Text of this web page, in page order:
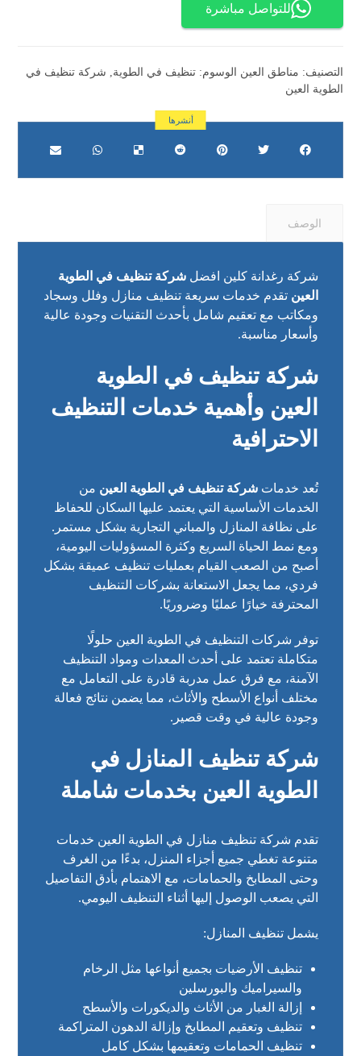
للتواصل مباشرة
التصنيف: مناطق العين الوسوم:تنظيف في الطوية, شركة تنظيف في
الطوية العين
الوصف
شركة رغدانة كلين افضلشركة تنظيف في الطوية
العين تقدم خدمات سريعة تنظيف منازل وفلل وسجاد
ومكاتب مع تعقيم شامل بأحدث التقنيات وجودة عالية
وأسعار مناسبة.
شركة تنظيف في الطوية
العين وأهمية خدمات التنظيف
الاحترافية
تُعد خدماتشركة تنظيف في الطوية العين من
الخدمات الأساسية التي يعتمد عليها السكان للحفاظ
على نظافة المنازل والمباني التجارية بشكل مستمر.
ومع نمط الحياة السريع وكثرة المسؤوليات اليومية،
أصبح من الصعب القيام بعمليات تنظيف عميقة بشكل
فردي، مما يجعل الاستعانة بشركات التنظيف
المحترفة خيارًا عمليًا وضروريًا.
توفر شركات التنظيف في الطوية العين حلولًا
متكاملة تعتمد على أحدث المعدات ومواد التنظيف
الآمنة، مع فرق عمل مدربة قادرة على التعامل مع
مختلف أنواع الأسطح والأثاث، مما يضمن نتائج فعالة
وجودة عالية في وقت قصير.
شركة تنظيف المنازل في
الطوية العين بخدمات شاملة
تقدم شركة تنظيف منازل في الطوية العين خدمات
متنوعة تغطي جميع أجزاء المنزل، بدءًا من الغرف
وحتى المطابخ والحمامات، مع الاهتمام بأدق التفاصيل
التي يصعب الوصول إليها أثناء التنظيف اليومي.
يشمل تنظيف المنازل:
تنظيف الأرضيات بجميع أنواعها مثل الرخام
والسيراميك والبورسلين
إزالة الغبار من الأثاث والديكورات والأسطح
تنظيف وتعقيم المطابخ وإزالة الدهون المتراكمة
تنظيف الحمامات وتعقيمها بشكل كامل